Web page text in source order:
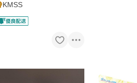
KMSS